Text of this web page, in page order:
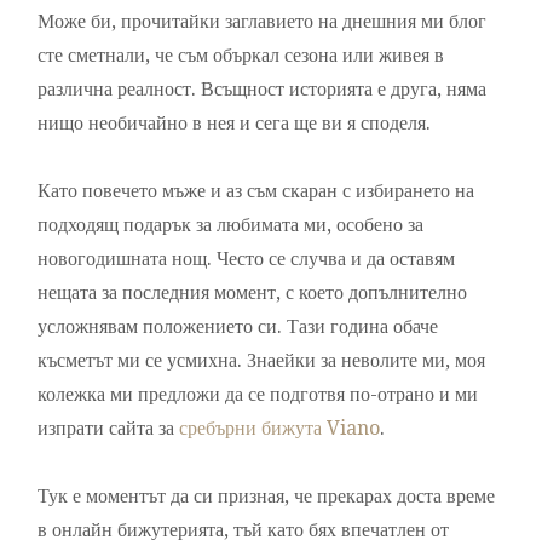
Може би, прочитайки заглавието на днешния ми блог
сте сметнали, че съм объркал сезона или живея в
различна реалност. Всъщност историята е друга, няма
нищо необичайно в нея и сега ще ви я споделя.
Като повечето мъже и аз съм скаран с избирането на
подходящ подарък за любимата ми, особено за
новогодишната нощ. Често се случва и да оставям
нещата за последния момент, с което допълнително
усложнявам положението си. Тази година обаче
късметът ми се усмихна. Знаейки за неволите ми, моя
колежка ми предложи да се подготвя по-отрано и ми
изпрати сайта засребърни бижута Viano.
Тук е моментът да си призная, че прекарах доста време
в онлайн бижутерията, тъй като бях впечатлен от